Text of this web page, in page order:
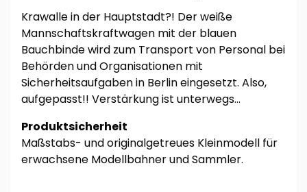
Krawalle in der Hauptstadt?! Der weiße
Mannschaftskraftwagen mit der blauen
Bauchbinde wird zum Transport von Personal bei
Behörden und Organisationen mit
Sicherheitsaufgaben in Berlin eingesetzt. Also,
aufgepasst!! Verstärkung ist unterwegs…
Produktsicherheit
Maßstabs- und originalgetreues Kleinmodell für
erwachsene Modellbahner und Sammler.